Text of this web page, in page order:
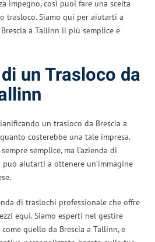
impegno, così puoi fare una scelta
trasloco. Siamo qui per aiutarti a
a Tallinn il più semplice e
un Trasloco da
un trasloco da Brescia a
costerebbe una tale impresa.
semplice, ma l’azienda di
può aiutarti a ottenere un’immagine
di traslochi professionale che offre
equi. Siamo esperti nel gestire
quello da Brescia a Tallinn, e